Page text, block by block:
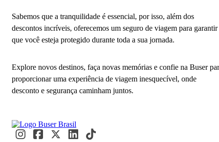
Sabemos que a tranquilidade é essencial, por isso, além dos
descontos incríveis, oferecemos um seguro de viagem para garantir
que você esteja protegido durante toda a sua jornada.
Explore novos destinos, faça novas memórias e confie na Buser
proporcionar uma experiência de viagem inesquecível, onde
desconto e segurança caminham juntos.